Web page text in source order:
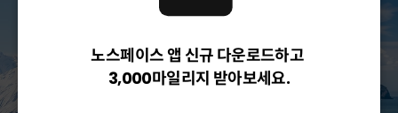
노스페이스 앱 신규 다운로드하고
3,000마일리지 받아보세요.